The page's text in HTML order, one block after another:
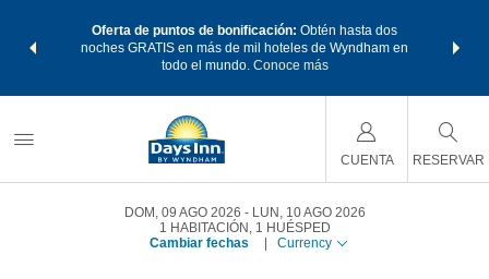
Oferta de puntos de bonificación:Obtén hasta dos
noches GRATIS en más de mil hoteles de Wyndham en
todo el mundo. Conoce más
de viaje
CUENTA RESERVAR
DOM, 09 AGO 2026
LUN, 10 AGO 2026
1 HABITACIÓN , 1 HUÉSPED
Cambiar fechas
Currency